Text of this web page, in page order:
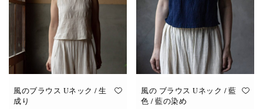
風のブラウス Uネック / 生
成り
風の ブラウス Uネック / 藍
色 / 藍の染め